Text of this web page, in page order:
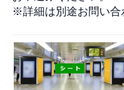
※詳細は別途お問い合